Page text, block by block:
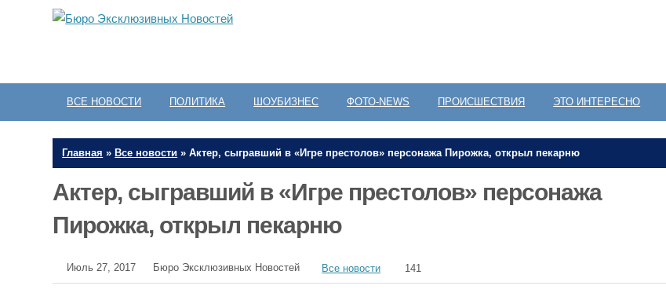
ВСЕ НОВОСТИ ПОЛИТИКА ШОУБИЗНЕС ФОТО-NEWS ПРОИСШЕСТВИЯ ЭТО ИНТЕРЕСНО
Главная » Все новости »Актер, сыгравший в «Игре престолов» персонажа Пирожка, открыл пекарню
Актер, сыгравший в «Игре престолов» персонажа
Пирожка, открыл пекарню
Июль 27, 2017 Бюро Эксклюзивных Новостей Все новости 141